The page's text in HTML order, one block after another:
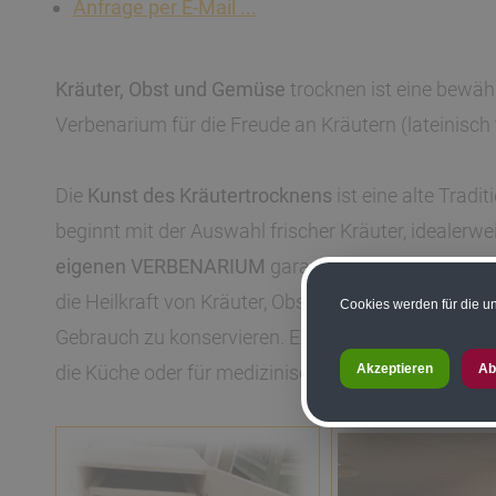
Anfrage per E-Mail ...
Kräuter, Obst und Gemüse trocknen ist eine
Verbenarium für die Freude an Kräutern (lateinisch
Die Kunst des Kräutertrocknens ist eine alte
beginnt mit der Auswahl frischer Kräuter,
eigenen VERBENARIUM garantiert das Trocknen
die Heilkraft von Kräuter, Obst und Gemüse über
Gebrauch zu konservieren. Es ist eine Kunst, die
die Küche oder für medizinische Zwecke belohnt
Cookies werden für die
Akzeptieren